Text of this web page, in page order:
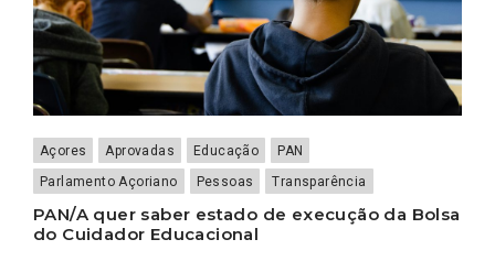
Açores Aprovadas Educação
PAN
Parlamento Açoriano
Pessoas Transparência
PAN/A quer saber estado de execução da Bolsa
do Cuidador Educacional